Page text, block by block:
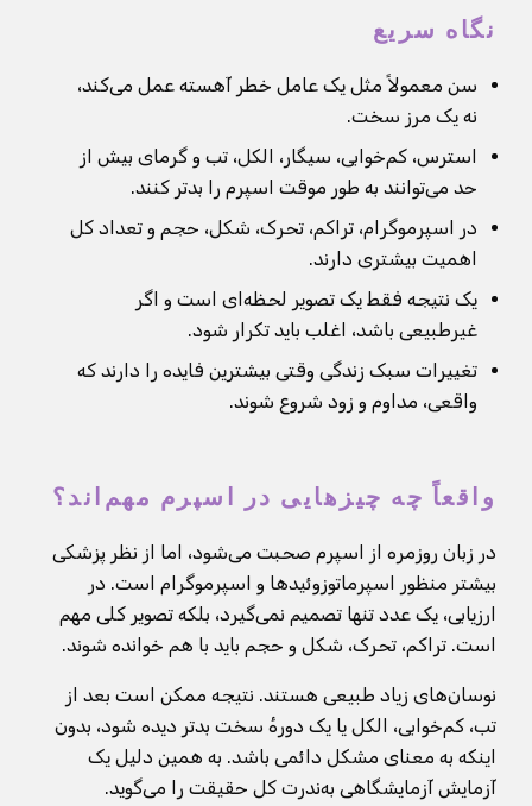
نگاه سریع
سن معمولاً مثل یک عامل خطر آهسته عمل می‌کند،
نه یک مرز سخت.
استرس، کم‌خوابی، سیگار، الکل، تب و گرمای بیش از
حد می‌توانند به طور موقت اسپرم را بدتر کنند.
در اسپرموگرام، تراکم، تحرک، شکل، حجم و تعداد کل
اهمیت بیشتری دارند.
یک نتیجه فقط یک تصویر لحظه‌ای است و اگر
غیرطبیعی باشد، اغلب باید تکرار شود.
تغییرات سبک زندگی وقتی بیشترین فایده را دارند که
واقعی، مداوم و زود شروع شوند.
واقعاً چه چیزهایی در اسپرم مهم‌اند؟
در زبان روزمره از اسپرم صحبت می‌شود، اما از نظر پزشکی
بیشتر منظور اسپرماتوزوئیدها و اسپرموگرام است. در
ارزیابی، یک عدد تنها تصمیم نمی‌گیرد، بلکه تصویر کلی مهم
است. تراکم، تحرک، شکل و حجم باید با هم خوانده شوند.
نوسان‌های زیاد طبیعی هستند. نتیجه ممکن است بعد از
تب، کم‌خوابی، الکل یا یک دورهٔ سخت بدتر دیده شود، بدون
اینکه به معنای مشکل دائمی باشد. به همین دلیل یک
آزمایش آزمایشگاهی به‌ندرت کل حقیقت را می‌گوید.